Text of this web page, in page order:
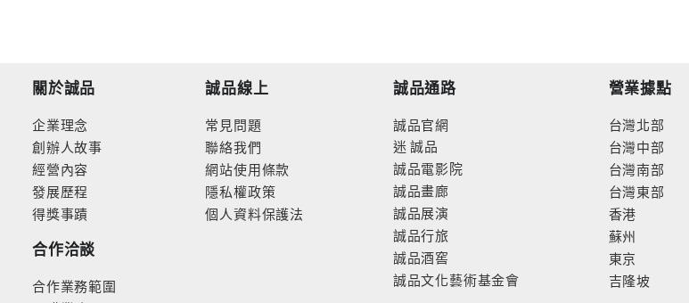
關於誠品
企業理念
創辦人故事
經營內容
發展歷程
得獎事蹟
合作洽談
合作業務範圍
誠品線上
常見問題
聯絡我們
網站使用條款
隱私權政策
個人資料保護法
誠品通路
誠品官網
迷 誠品
誠品電影院
誠品畫廊
誠品展演
誠品行旅
誠品酒窖
誠品文化藝術基金會
營業據點
台灣北部
台灣中部
台灣南部
台灣東部
香港
蘇州
東京
吉隆坡